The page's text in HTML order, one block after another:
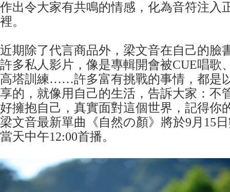
作出令大家有共鳴的情感，化為音符注入
裡。
近期除了代言商品外，梁文音在自己的臉
許多私人影片，像是專輯開會被CUE唱歌
高塔訓練……許多富有挑戰的事情，都是
享的，就像用自己的生活，告訴大家：不
好擁抱自己，真實面對這個世界，記得你
梁文音最新單曲《自然の顏》將於9月15
當天中午12:00首播。